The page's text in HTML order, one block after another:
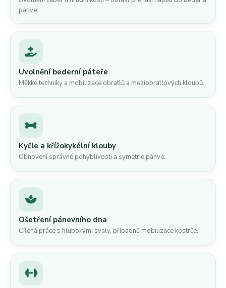
pánve.
Uvolnění bederní páteře
Měkké techniky a mobilizace obratlů a meziobratlových kloubů.
Kyčle a křížokykélní klouby
Obnovení správné pohyblivosti a symetrie pánve.
Ošetření pánevního dna
Cílená práce s hlubokými svaly, případně mobilizace kostrče.